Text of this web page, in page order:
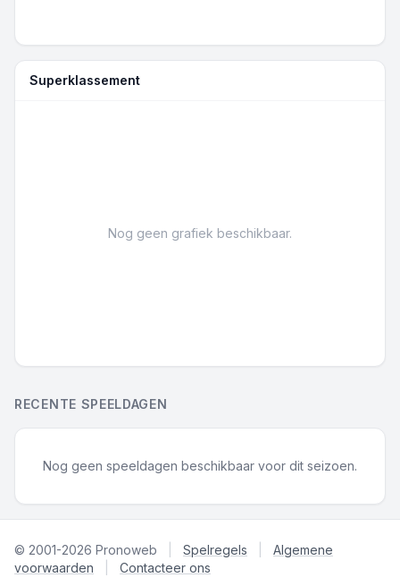
Superklassement
Nog geen grafiek beschikbaar.
RECENTE SPEELDAGEN
Nog geen speeldagen beschikbaar voor dit seizoen.
© 2001-2026 Pronoweb Spelregels
Algemene
voorwaarden
Contacteer ons